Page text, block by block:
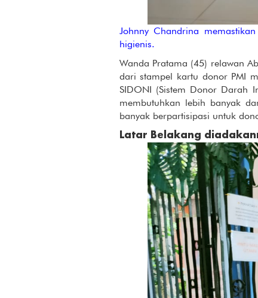
Johnny Chandrina
higienis.
Wanda Pratama (45) relawan
dari stampel kartu donor PMI
SIDONI (Sistem Donor Darah
membutuhkan lebih banyak
banyak berpartisipasi untuk
Latar Belakang